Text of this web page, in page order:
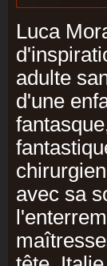
Luca
adulte
d'une
avec sa